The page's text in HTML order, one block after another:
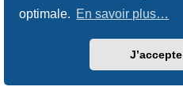
optimale. En savoir plus…
J’accepte